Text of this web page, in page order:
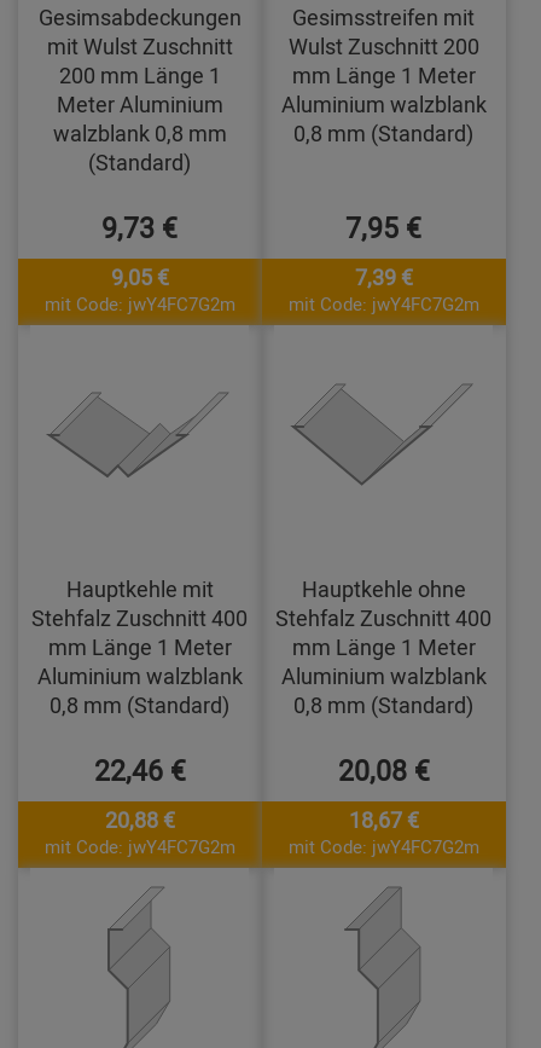
Gesimsabdeckungen
mit Wulst Zuschnitt
200 mm Länge 1
Meter Aluminium
walzblank 0,8 mm
(Standard)
9,73 €
9,05 €
mit Code: jwY4FC7G2m
Gesimsstreifen mit
Wulst Zuschnitt 200
mm Länge 1 Meter
Aluminium walzblank
0,8 mm (Standard)
7,95 €
7,39 €
mit Code: jwY4FC7G2m
Hauptkehle mit
Stehfalz Zuschnitt 400
mm Länge 1 Meter
Aluminium walzblank
0,8 mm (Standard)
22,46 €
20,88 €
mit Code: jwY4FC7G2m
Hauptkehle ohne
Stehfalz Zuschnitt 400
mm Länge 1 Meter
Aluminium walzblank
0,8 mm (Standard)
20,08 €
18,67 €
mit Code: jwY4FC7G2m